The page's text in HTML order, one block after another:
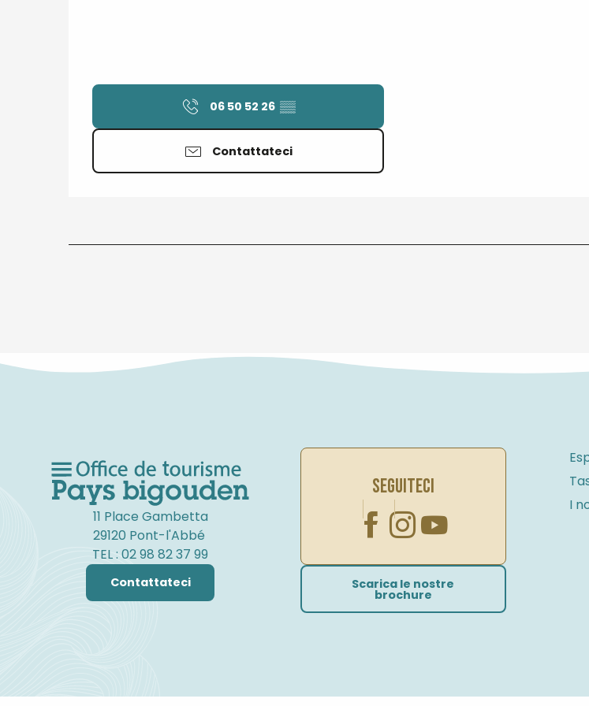
06 50 52 26 ▒▒
Contattateci
11 Place Gambetta
29120 Pont-l'Abbé
TEL : 02 98 82 37 99
Contattateci
SEGUITECI
Scarica le nostre
brochure
I